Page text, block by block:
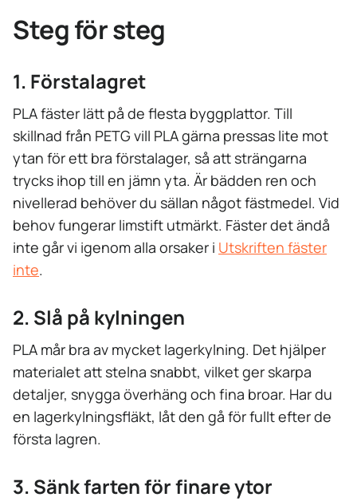
Steg för steg
1. Förstalagret
PLA fäster lätt på de flesta byggplattor. Till
skillnad från PETG vill PLA gärna pressas lite mot
ytan för ett bra förstalager, så att strängarna
trycks ihop till en jämn yta. Är bädden ren och
nivellerad behöver du sällan något fästmedel. Vid
behov fungerar limstift utmärkt. Fäster det ändå
inte går vi igenom alla orsaker i Utskriften fäster
inte.
2. Slå på kylningen
PLA mår bra av mycket lagerkylning. Det hjälper
materialet att stelna snabbt, vilket ger skarpa
detaljer, snygga överhäng och fina broar. Har du
en lagerkylningsfläkt, låt den gå för fullt efter de
första lagren.
3. Sänk farten för finare ytor